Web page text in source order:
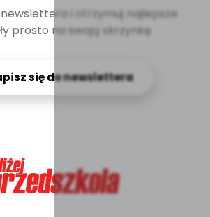
newslettera i otrzymuj najlepsze
prosto na swoją skrzynkę
się do newslettera